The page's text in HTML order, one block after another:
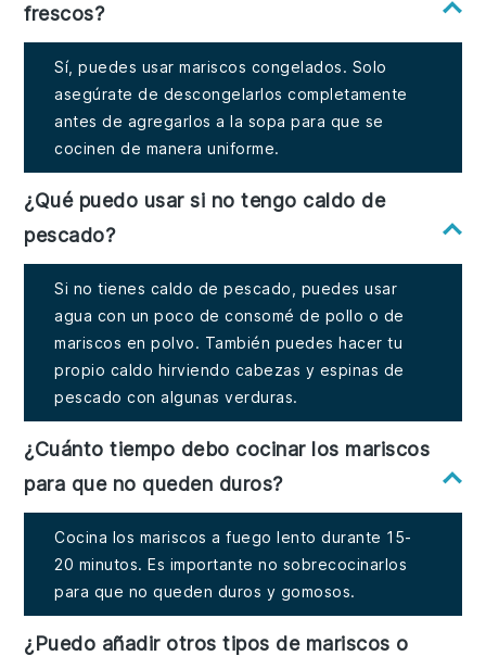
frescos?
Sí, puedes usar mariscos congelados. Solo
asegúrate de descongelarlos completamente
antes de agregarlos a la sopa para que se
cocinen de manera uniforme.
¿Qué puedo usar si no tengo caldo de
pescado?
Si no tienes caldo de pescado, puedes usar
agua con un poco de consomé de pollo o de
mariscos en polvo. También puedes hacer tu
propio caldo hirviendo cabezas y espinas de
pescado con algunas verduras.
¿Cuánto tiempo debo cocinar los mariscos
para que no queden duros?
Cocina los mariscos a fuego lento durante 15-
20 minutos. Es importante no sobrecocinarlos
para que no queden duros y gomosos.
¿Puedo añadir otros tipos de mariscos o